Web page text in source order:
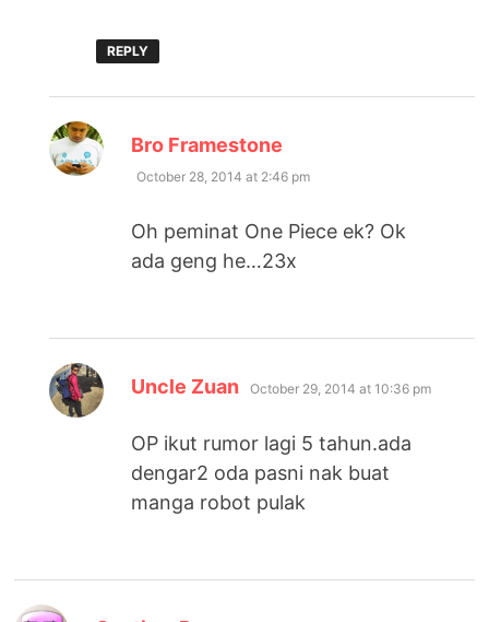
REPLY
Bro Framestone
October 28, 2014 at 2:46 pm
Oh peminat One Piece ek? Ok
ada geng he…23x
Uncle Zuan says:
October 29, 2014 at 10:36 pm
OP ikut rumor lagi 5 tahun.ada
dengar2 oda pasni nak buat
manga robot pulak